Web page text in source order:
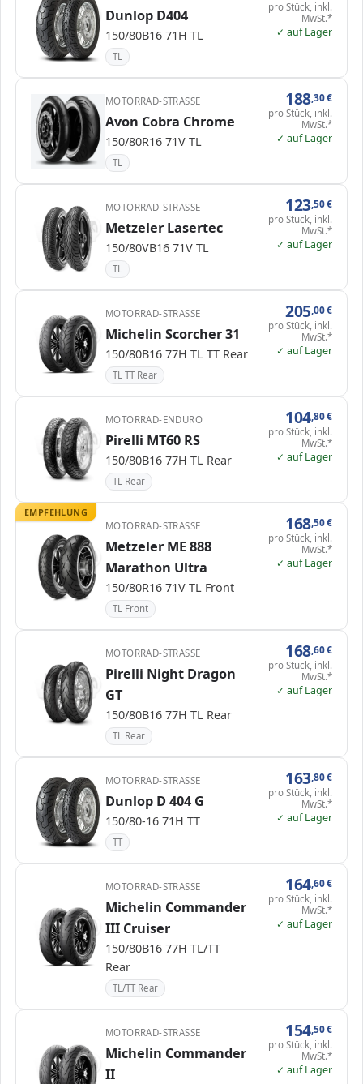
Dunlop D404
150/80B16 71H TL
TL
pro Stück, inkl.
MwSt.*
✓ auf Lager
MOTORRAD-STRASSE
Avon Cobra Chrome
150/80R16 71V TL
TL
188,30€
pro Stück, inkl.
MwSt.*
✓ auf Lager
MOTORRAD-STRASSE
Metzeler Lasertec
150/80VB16 71V TL
TL
123,50€
pro Stück, inkl.
MwSt.*
✓ auf Lager
MOTORRAD-STRASSE
Michelin Scorcher 31
150/80B16 77H TL TT Rear
TL TT Rear
205,00€
pro Stück, inkl.
MwSt.*
✓ auf Lager
MOTORRAD-ENDURO
Pirelli MT60 RS
150/80B16 77H TL Rear
TL Rear
104,80€
pro Stück, inkl.
MwSt.*
✓ auf Lager
EMPFEHLUNG
MOTORRAD-STRASSE
Metzeler ME 888
Marathon Ultra
150/80R16 71V TL Front
TL Front
168,50€
pro Stück, inkl.
MwSt.*
✓ auf Lager
MOTORRAD-STRASSE
Pirelli Night Dragon
GT
150/80B16 77H TL Rear
TL Rear
168,60€
pro Stück, inkl.
MwSt.*
✓ auf Lager
MOTORRAD-STRASSE
Dunlop D 404 G
150/80-16 71H TT
TT
163,80€
pro Stück, inkl.
MwSt.*
✓ auf Lager
MOTORRAD-STRASSE
Michelin Commander
III Cruiser
150/80B16 77H TL/TT
Rear
TL/TT Rear
164,60€
pro Stück, inkl.
MwSt.*
✓ auf Lager
MOTORRAD-STRASSE
Michelin Commander
II
154,50€
pro Stück, inkl.
MwSt.*
✓ auf Lager